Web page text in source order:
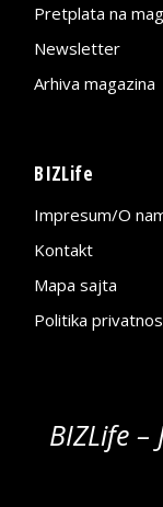
Pretplata na
Newsletter
Arhiva magazina
BIZLife
Impresum/O
Kontakt
Mapa sajta
Politika
BIZLife